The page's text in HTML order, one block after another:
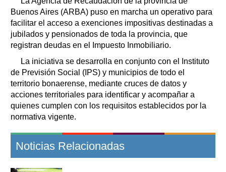
Buenos Aires (ARBA) puso en marcha un operativo para
facilitar el acceso a exenciones impositivas destinadas a
jubilados y pensionados de toda la provincia, que
registran deudas en el Impuesto Inmobiliario.
La iniciativa se desarrolla en conjunto con el Instituto
de Previsión Social (IPS) y municipios de todo el
territorio bonaerense, mediante cruces de datos y
acciones territoriales para identificar y acompañar a
quienes cumplen con los requisitos establecidos por la
normativa vigente.
Noticias Relacionadas